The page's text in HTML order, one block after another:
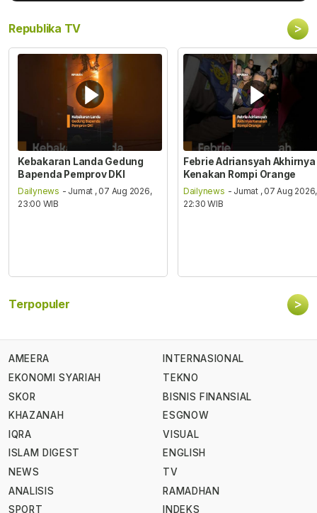
Republika TV >
Kebakaran Landa Gedung
Bapenda Pemprov DKI
Dailynews - Jumat , 07 Aug 2026,
23:00 WIB
Febrie Adriansyah Akhirnya
Kenakan Rompi Orange
Dailynews - Jumat , 07 Aug 2026,
22:30 WIB
Terpopuler >
AMEERA
EKONOMI SYARIAH
SKOR
KHAZANAH
IQRA
ISLAM DIGEST
NEWS
ANALISIS
SPORT
INTERNASIONAL
TEKNO
BISNIS FINANSIAL
ESGNOW
VISUAL
ENGLISH
TV
RAMADHAN
INDEKS